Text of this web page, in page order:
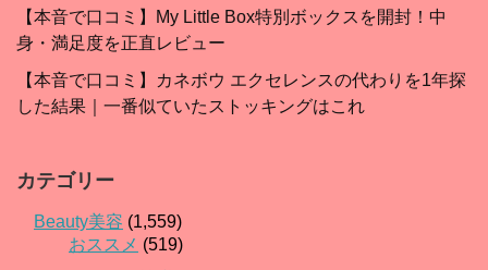
【本音で口コミ】My Little Box特別ボックスを開封！中
身・満足度を正直レビュー
【本音で口コミ】カネボウ エクセレンスの代わりを1年探
した結果｜一番似ていたストッキングはこれ
カテゴリー
Beauty美容 (1,559)
おススメ (519)